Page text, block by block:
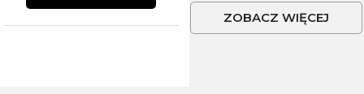
ZOBACZ WIĘCEJ